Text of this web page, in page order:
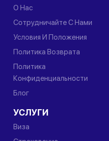
О Нас
Сотрудничайте С Нами
Условия И Положения
Политика Возврата
Политика
Конфиденциальности
Блог
УСЛУГИ
Виза